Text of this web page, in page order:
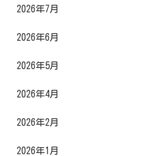
2026年7月
2026年6月
2026年5月
2026年4月
2026年2月
2026年1月